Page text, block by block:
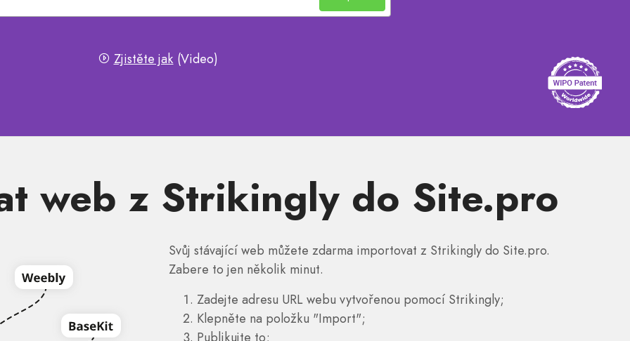
Zjistěte jak (Video)
web z Strikingly do Site.pro
Svůj stávající web můžete zdarma importovat z Strikingly do Site.pro.
Zabere to jen několik minut.
Zadejte adresu URL webu vytvořenou pomocí Strikingly;
Klepněte na položku "Import";